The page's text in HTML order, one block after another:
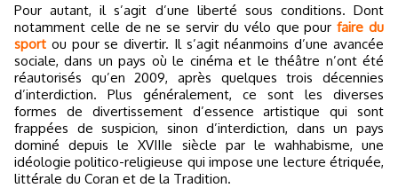
Pour autant, il s’agit d’une liberté sous conditions. Dont
notamment celle de ne se servir du vélo que pourfaire du
sport ou pour se divertir. Il s’agit néanmoins d’une avancée
sociale, dans un pays où le cinéma et le théâtre n’ont été
réautorisés qu’en 2009, après quelques trois décennies
d’interdiction. Plus généralement, ce sont les diverses
formes de divertissement d’essence artistique qui sont
frappées de suspicion, sinon d’interdiction, dans un pays
dominé depuis le XVIIIe siècle par le wahhabisme, une
idéologie politico-religieuse qui impose une lecture étriquée,
littérale du Coran et de la Tradition.